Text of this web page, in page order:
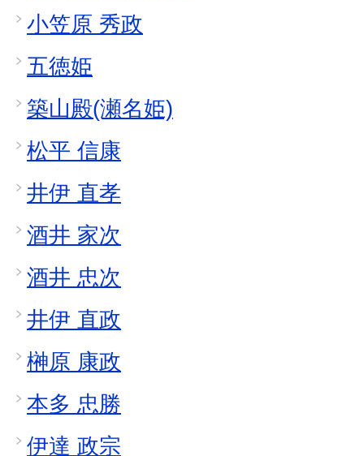
小笠原 秀政
五徳姫
築山殿(瀬名姫)
松平 信康
井伊 直孝
酒井 家次
酒井 忠次
井伊 直政
榊原 康政
本多 忠勝
伊達 政宗